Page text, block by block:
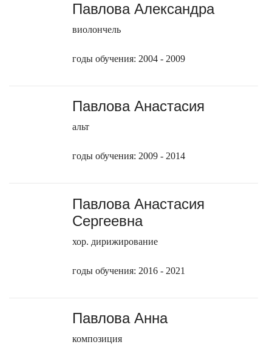
Павлова Александра
виолончель
годы обучения: 2004 - 2009
Павлова Анастасия
альт
годы обучения: 2009 - 2014
Павлова Анастасия
Сергеевна
хор. дирижирование
годы обучения: 2016 - 2021
Павлова Анна
композиция